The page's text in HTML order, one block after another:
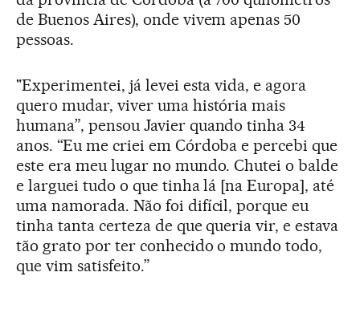
de Buenos Aires), onde vivem apenas 50
pessoas.
"Experimentei, já levei esta vida, e agora
quero mudar, viver uma história mais
humana”, pensou Javier quando tinha 34
anos. “Eu me criei em Córdoba e percebi que
este era meu lugar no mundo. Chutei o balde
e larguei tudo o que tinha lá [na Europa], até
uma namorada. Não foi difícil, porque eu
tinha tanta certeza de que queria vir, e estava
tão grato por ter conhecido o mundo todo,
que vim satisfeito.”